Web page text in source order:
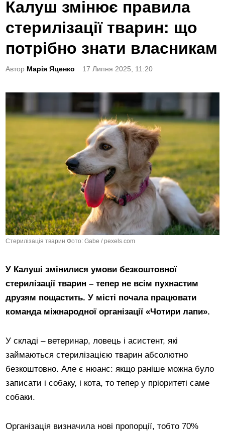
s
t
e
d
i
Калуш змінює правила
стерилізації тварин: що
потрібно знати власникам
Автор Марія Яценко 17 Липня 2025, 11:20
Стерилізація тварин Фото: Gabe / pexels.com
У Калуші змінилися умови безкоштовної
стерилізації тварин – тепер не всім пухнастим
друзям пощастить. У місті почала працювати
команда міжнародної організації «Чотири лапи».
У складі – ветеринар, ловець і асистент, які
займаються стерилізацією тварин абсолютно
безкоштовно. Але є нюанс: якщо раніше можна було
записати і собаку, і кота, то тепер у пріоритеті саме
собаки.
Організація визначила нові пропорції, тобто 70%